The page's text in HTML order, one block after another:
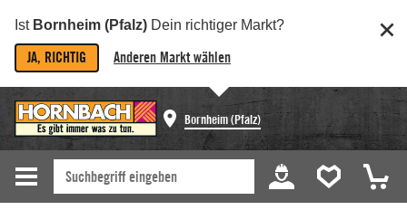
Ist Bornheim (Pfalz) Dein richtiger Markt?
JA, RICHTIG Anderen Markt wählen
Bornheim (Pfalz)